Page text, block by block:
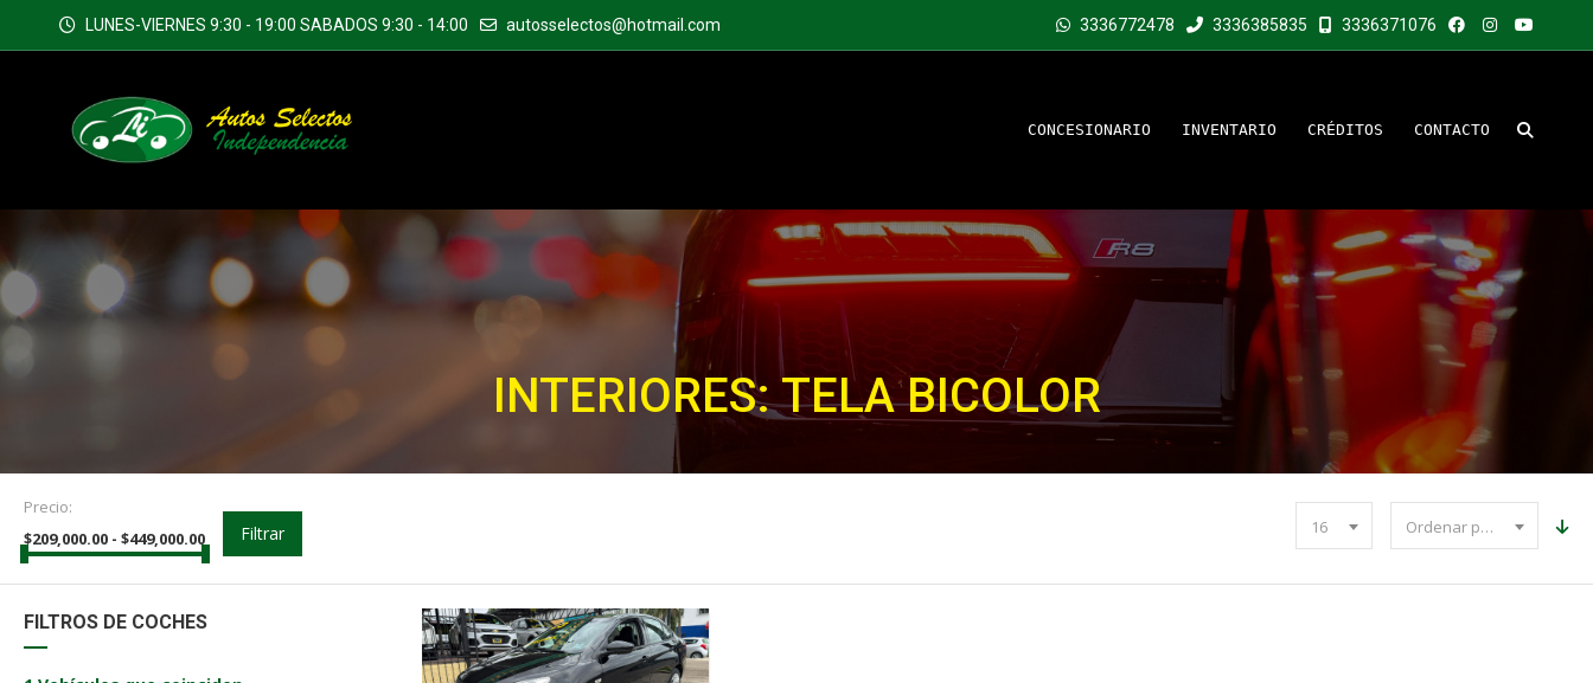
LUNES-VIERNES 9:30 - 19:00 SABADOS 9:30 - 14:00 autosselectos@hotmail.com 3336772478 3336385835 3336371076
CONCESIONARIO INVENTARIO CRÉDITOS CONTACTO
INTERIORES: TELA BICOLOR
Precio:
$209,000.00 - $449,000.00 Filtrar 16 Ordenar por precio
FILTROS DE COCHES